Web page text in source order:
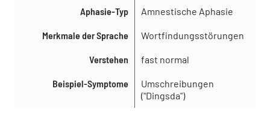
Aphasie-Typ Amnestische Aphasie
Merkmale der Sprache Wortfindungsstörungen
Verstehen fast normal
Beispiel-Symptome
Umschreibungen
("Dingsda")